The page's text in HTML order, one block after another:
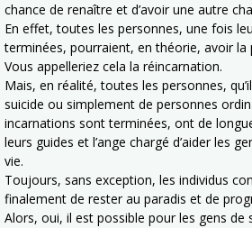
chance de renaître et d’avoir une autre
En effet, toutes les personnes, une fois
terminées, pourraient, en théorie, avoir la
Vous appelleriez cela la réincarnation.
Mais, en réalité, toutes les personnes,
suicide ou simplement de personnes
incarnations sont terminées, ont de
leurs guides et l’ange chargé d’aider les
vie.
Toujours, sans exception, les individus
finalement de rester au paradis et de
Alors, oui, il est possible pour les gens de